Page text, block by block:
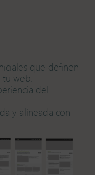
que definen
web.
del
y alineada con